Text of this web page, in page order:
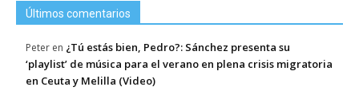
Últimos comentarios
Peter en ¿Tú estás bien, Pedro?: Sánchez presenta su
‘playlist’ de música para el verano en plena crisis migratoria
en Ceuta y Melilla (Video)